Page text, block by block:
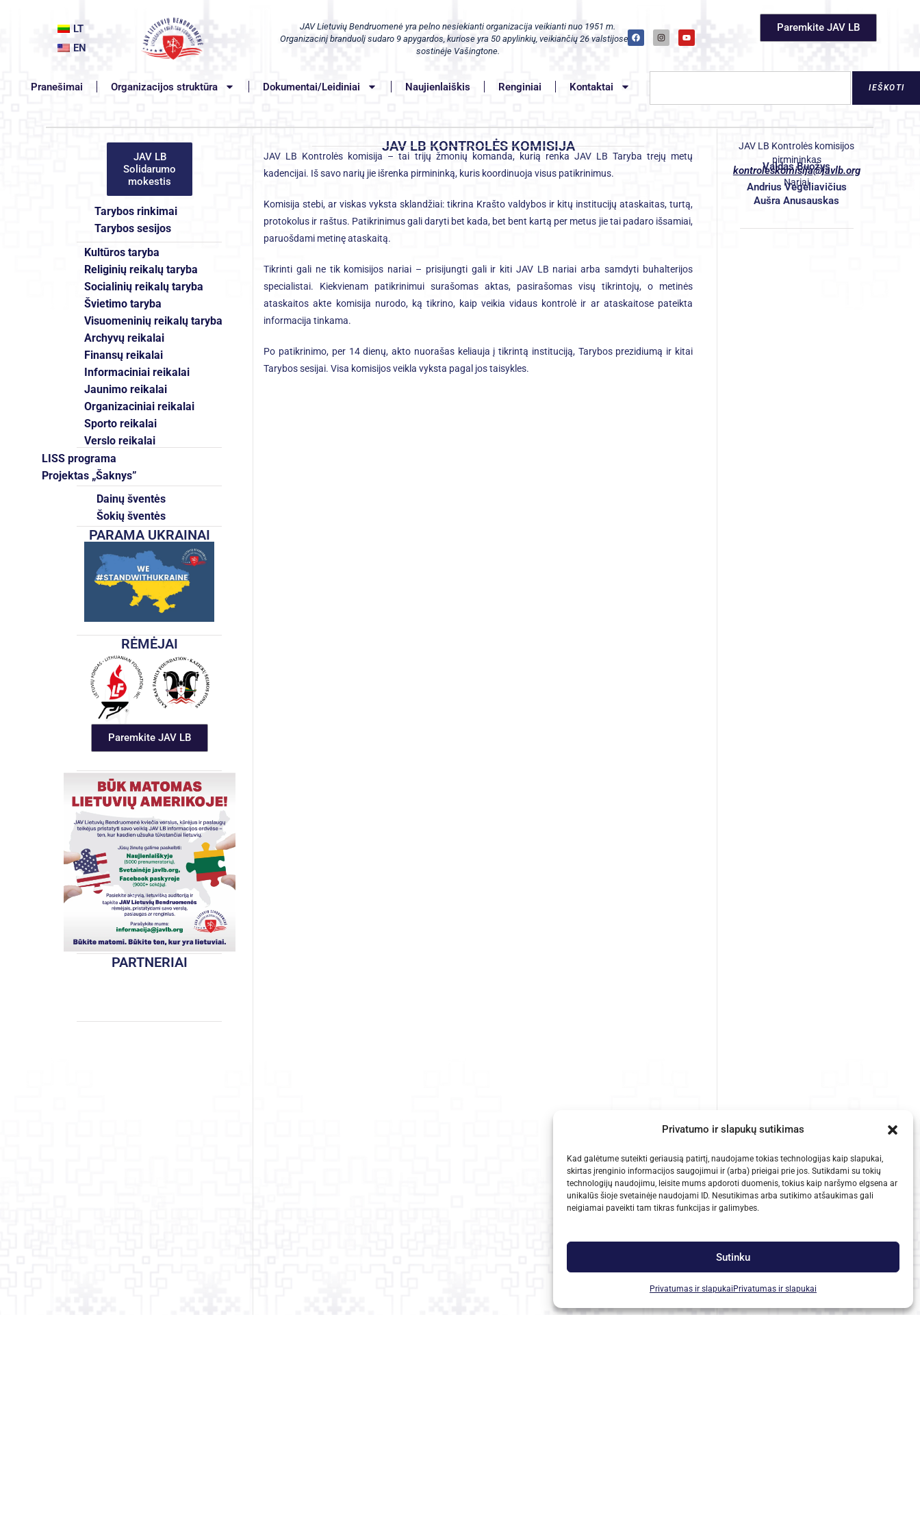
Privatumo ir slapukų sutikimas
Kad galėtume suteikti geriausią patirtį, naudojame tokias technologijas kaip slapukai,
skirtas įrenginio informacijos saugojimui ir (arba) prieigai prie jos. Sutikdami su tokių
technologijų naudojimu, leisite mums apdoroti duomenis, tokius kaip naršymo elgsena ar
unikalūs šioje svetainėje naudojami ID. Nesutikimas arba sutikimo atšaukimas gali
neigiamai paveikti tam tikras funkcijas ir galimybes.
Sutinku
Privatumas ir slapukai Privatumas ir slapukai
LT
EN
JAV Lietuvių Bendruomenė yra pelno nesiekianti organizacija veikianti nuo 1951 m.
Organizacinį branduolį sudaro 9 apygardos, kuriose yra 50 apylinkių, veikiančių 26 valstijose ir
sostinėje Vašingtone.
Paremkite JAV LB
Pranešimai Organizacijos struktūra Dokumentai/Leidiniai Naujienlaiškis Renginiai Kontaktai IEŠKOTI
JAV LB
Solidarumo
mokestis
Tarybos rinkimai
Tarybos sesijos
Kultūros taryba
Religinių reikalų taryba
Socialinių reikalų taryba
Švietimo taryba
Visuomeninių reikalų taryba
Archyvų reikalai
Finansų reikalai
Informaciniai reikalai
Jaunimo reikalai
Organizaciniai reikalai
Sporto reikalai
Verslo reikalai
LISS programa
Projektas „Šaknys”
Dainų šventės
Šokių šventės
PARAMA UKRAINAI
RĖMĖJAI
Paremkite JAV LB
PARTNERIAI
JAV LB KONTROLĖS KOMISIJA
JAV LB Kontrolės komisija – tai trijų žmonių komanda, kurią renka JAV LB Taryba trejų metų
kadencijai. Iš savo narių jie išrenka pirmininką, kuris koordinuoja visus patikrinimus.
Komisija stebi, ar viskas vyksta sklandžiai: tikrina Krašto valdybos ir kitų institucijų ataskaitas, turtą,
protokolus ir raštus. Patikrinimus gali daryti bet kada, bet bent kartą per metus jie tai padaro išsamiai,
paruošdami metinę ataskaitą.
Tikrinti gali ne tik komisijos nariai – prisijungti gali ir kiti JAV LB nariai arba samdyti buhalterijos
specialistai. Kiekvienam patikrinimui surašomas aktas, pasirašomas visų tikrintojų, o metinės
ataskaitos akte komisija nurodo, ką tikrino, kaip veikia vidaus kontrolė ir ar ataskaitose pateikta
informacija tinkama.
Po patikrinimo, per 14 dienų, akto nuorašas keliauja į tikrintą instituciją, Tarybos prezidiumą ir kitai
Tarybos sesijai. Visa komisijos veikla vyksta pagal jos taisykles.
JAV LB Kontrolės komisijos
pirmininkas
Valdas Buožys
kontroleskomisija@javlb.org
Nariai
Andrius Vegeliavičius
Aušra Anusauskas